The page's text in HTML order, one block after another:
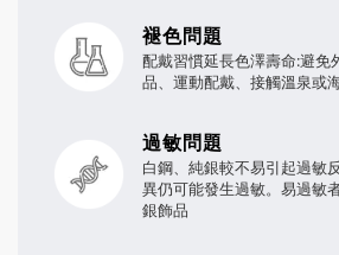
褪色問題
配戴習慣延長色澤壽命:避免
品、運動配戴、接觸溫泉或
過敏問題
白鋼、純銀較不易引起過敏
異仍可能發生過敏。易過敏
銀飾品